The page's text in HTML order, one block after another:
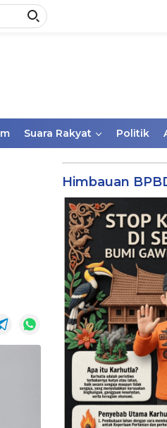
Suara Rakyat Politik
Himbauan